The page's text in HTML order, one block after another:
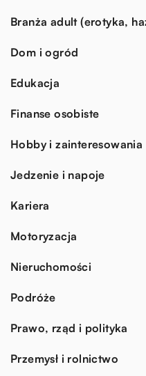
Branża adult (erotyka,
Dom i ogród
Edukacja
Finanse osobiste
Hobby i zainteresowania
Jedzenie i napoje
Kariera
Motoryzacja
Nieruchomości
Podróże
Prawo, rząd i polityka
Przemysł i rolnictwo